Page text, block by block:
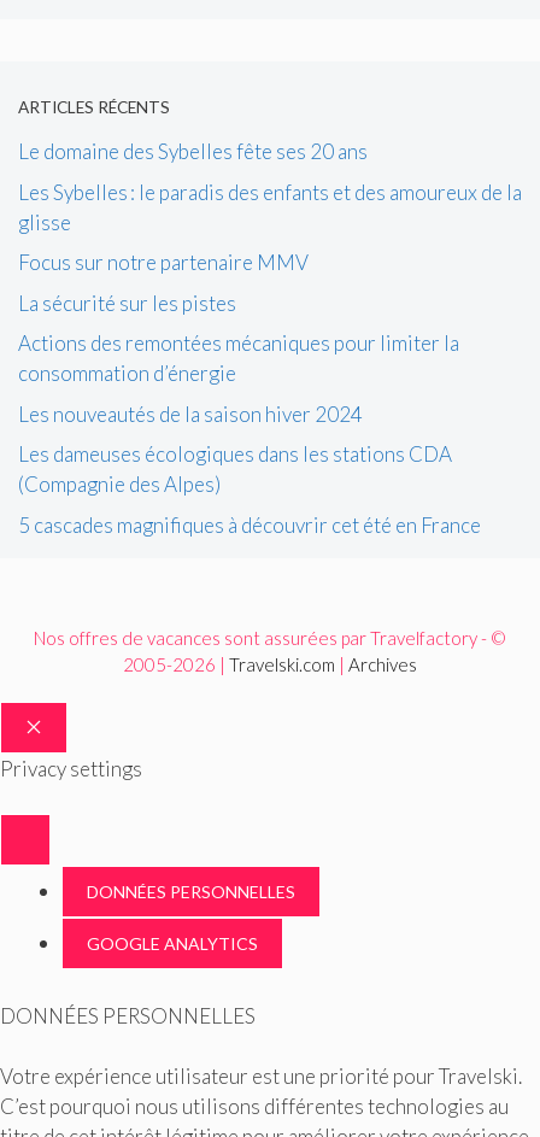
ARTICLES RÉCENTS
Le domaine des Sybelles fête ses 20 ans
Les Sybelles : le paradis des enfants et des amoureux de la
glisse
Focus sur notre partenaire MMV
La sécurité sur les pistes
Actions des remontées mécaniques pour limiter la
consommation d’énergie
Les nouveautés de la saison hiver 2024
Les dameuses écologiques dans les stations CDA
(Compagnie des Alpes)
5 cascades magnifiques à découvrir cet été en France
Nos offres de vacances sont assurées par Travelfactory - ©
2005-2026 | Travelski.com | Archives
FERMER
Privacy settings
DONNÉES PERSONNELLES
GOOGLE ANALYTICS
DONNÉES PERSONNELLES
Votre expérience utilisateur est une priorité pour Travelski.
C’est pourquoi nous utilisons différentes technologies au